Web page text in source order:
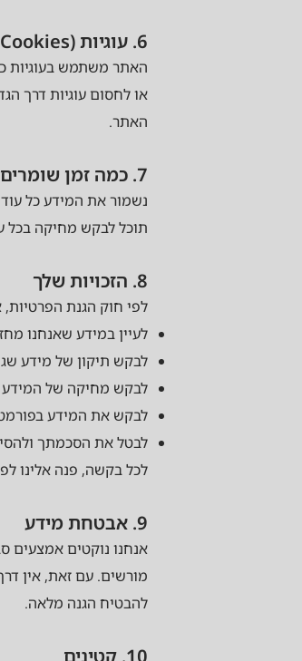
6. עוגיות (Cookies)
האתר משתמש בעוגיות
או לחסום עוגיות דרך
האתר.
7. כמה זמן שומרים את המידע
נשמור את המידע כל
תוכל לבקש מחיקה בכל
8. הזכויות שלך
לפי חוק הגנת הפרטיות,
לעיין במידע שאנחנו
לבקש תיקון של מידע
לבקש מחיקה של המידע
לבקש את המידע בפורמט
לבטל את הסכמתך
לכל בקשה, פנה אלינו
9. אבטחת מידע
אנחנו נוקטים אמצעים
מורשים. עם זאת, אין
להבטיח הגנה מלאה.
10. קטינים